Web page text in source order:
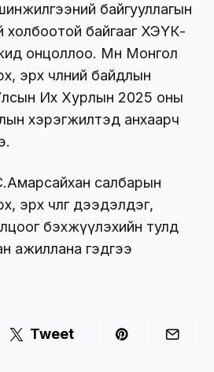
байгууллагын
холбоотой байгааг ХЭҮК-
онцоллоо. Мөн Монгол
эрх чөлөөний байдлын
Их Хурлын 2025 оны
хэрэгжилтэд анхаарч
салбарын
эрх чөлөөг дээдэлдэг,
бэхжүүлэхийн тулд
ажиллана гэдгээ
Tweet